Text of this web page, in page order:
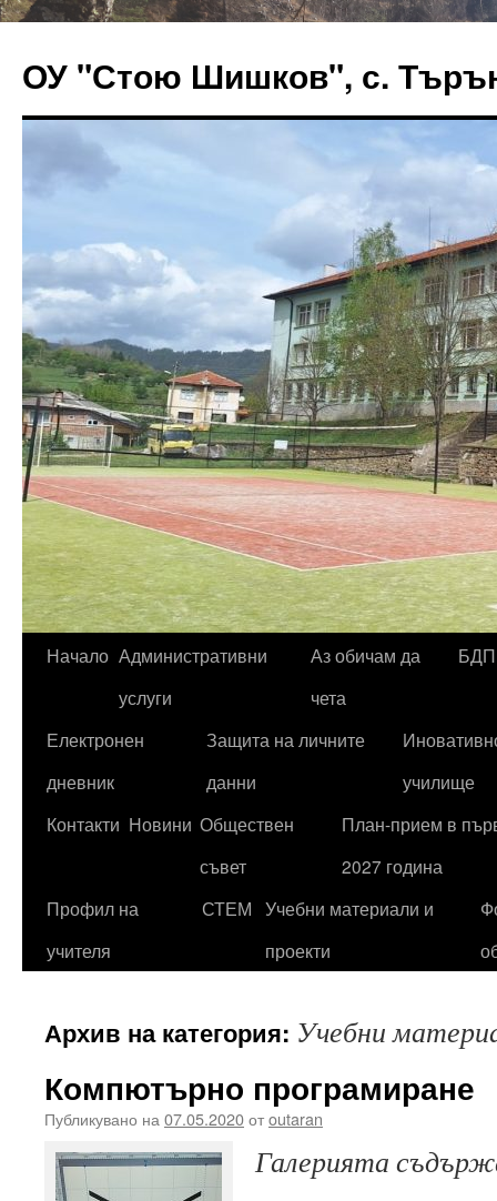
ОУ "Стою Шишков", с.
Към
съдържанието
Начало Административни
услуги
Аз обичам да
чета
БДП
Електронен
дневник
Защита на личните
данни
училище
Контакти Новини Обществен
съвет
План-прием в
2027 година
Профил на
учителя
СТЕМ Учебни материали и
проекти
Архив на категория: Учебни
Компютърно програмиране
Публикувано на 07.05.2020отoutaran
Галерията